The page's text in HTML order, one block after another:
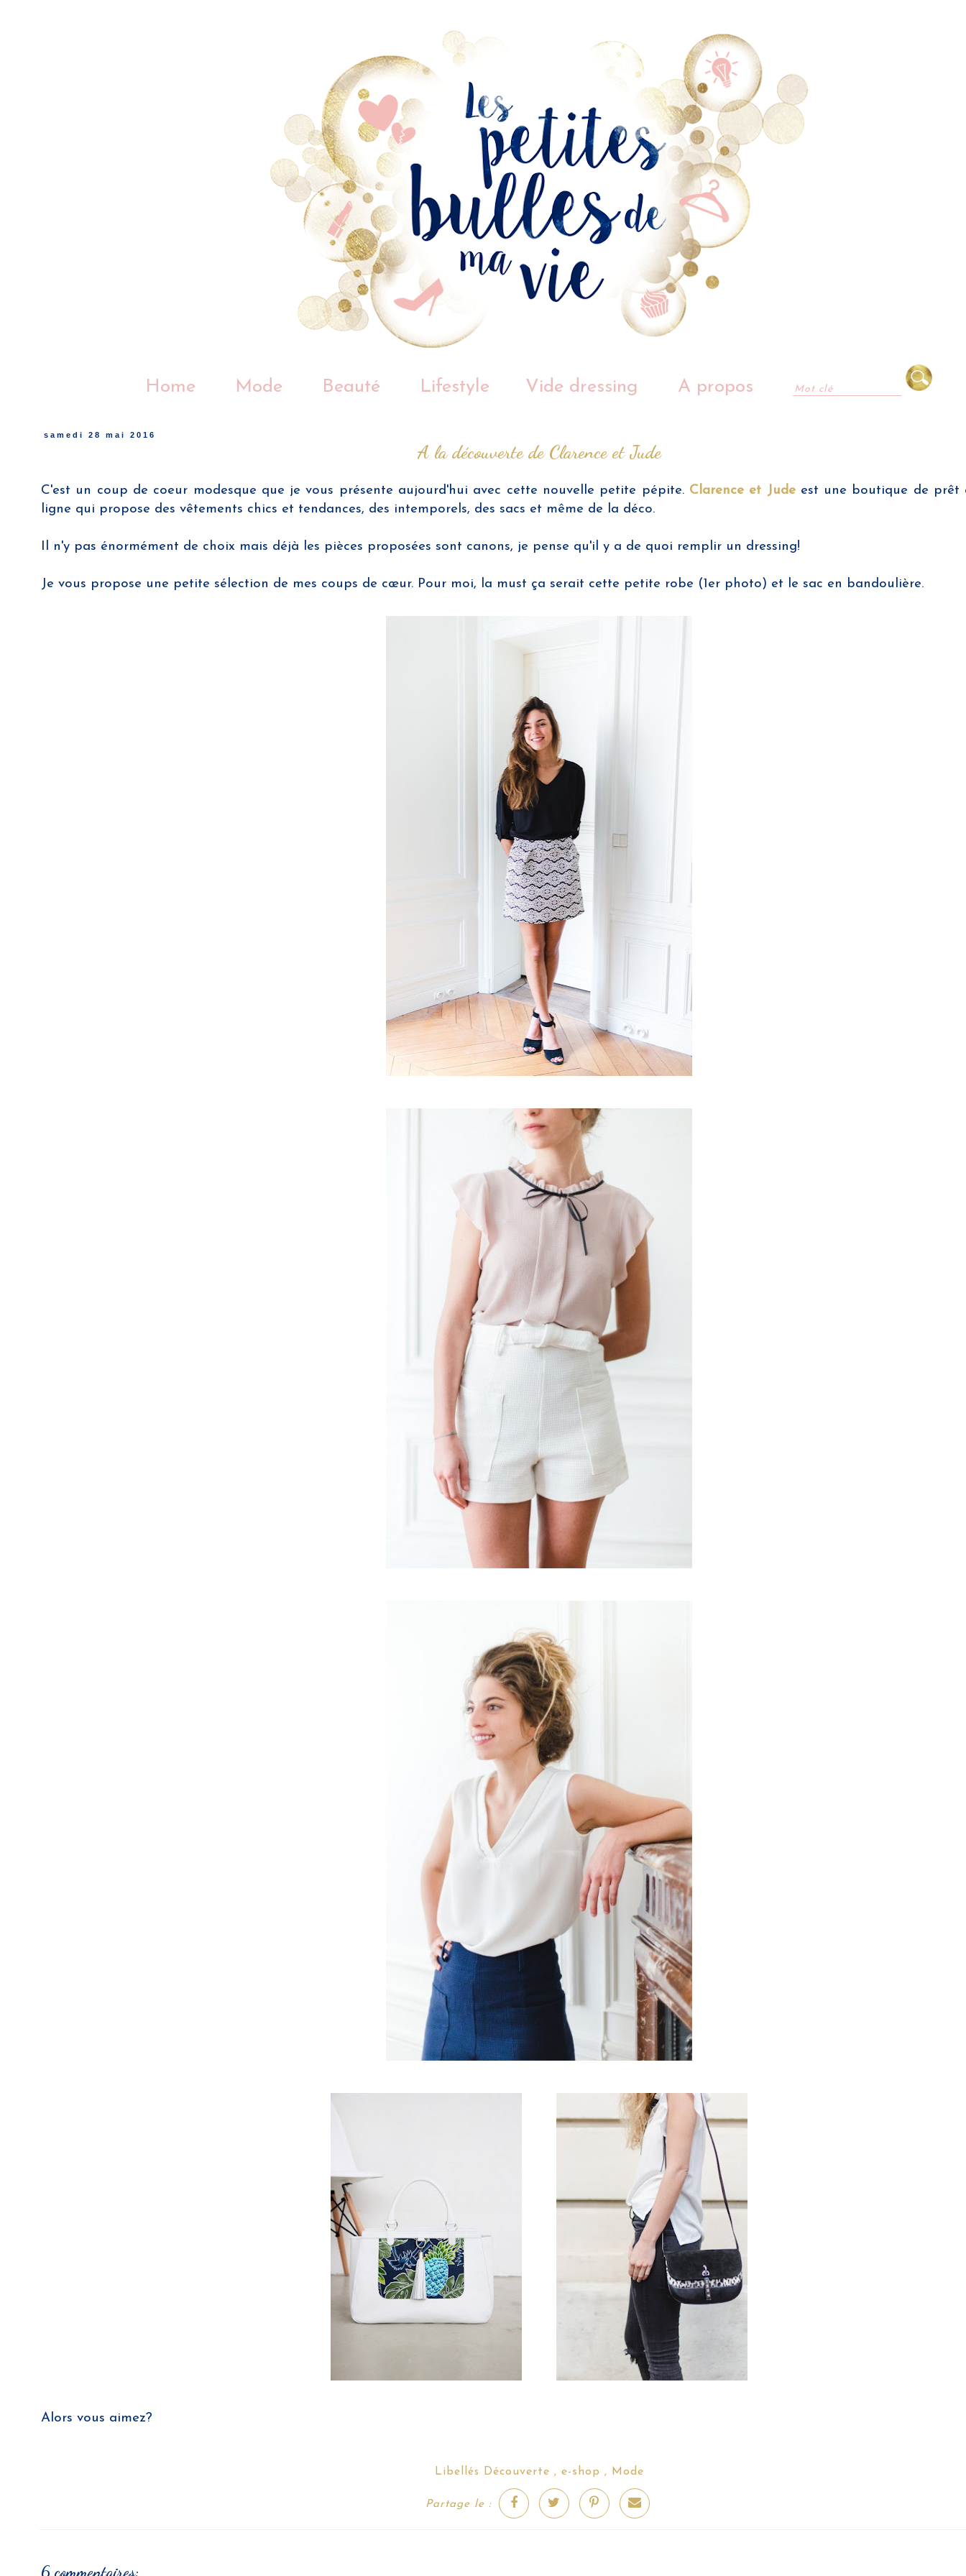
Home Mode Beauté Lifestyle Vide dressing A propos
samedi 28 mai 2016
A la découverte de Clarence et Jude
C'est un coup de coeur modesque que je vous présente aujourd'hui avec cette nouvelle petite pépite. Clarence et Judeest une boutique de prêt
ligne qui propose des vêtements chics et tendances, des intemporels, des sacs et même de la déco.
Il n'y pas énormément de choix mais déjà les pièces proposées sont canons, je pense qu'il y a de quoi remplir un dressing!
Je vous propose une petite sélection de mes coups de cœur. Pour moi, la must ça serait cette petite robe (1er photo) et le sac en bandoulière.
Alors vous aimez?
Libellés Découverte , e-shop , Mode
Partage le :
6 commentaires: